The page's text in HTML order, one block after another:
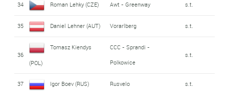
34 Roman Lehky (CZE) Awt - Greenway s.t.
35 Daniel Lehner (AUT) Vorarlberg s.t.
36
Tomasz Kiendys
(POL)
CCC - Sprandi -
Polkowice
s.t.
37 Igor Boev (RUS) Rusvelo s.t.